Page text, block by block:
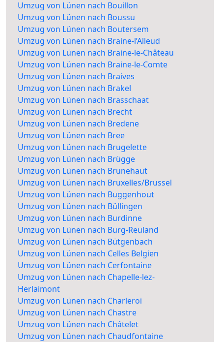
Umzug von Lünen nach Bouillon
Umzug von Lünen nach Boussu
Umzug von Lünen nach Boutersem
Umzug von Lünen nach Braine-l’Alleud
Umzug von Lünen nach Braine-le-Château
Umzug von Lünen nach Braine-le-Comte
Umzug von Lünen nach Braives
Umzug von Lünen nach Brakel
Umzug von Lünen nach Brasschaat
Umzug von Lünen nach Brecht
Umzug von Lünen nach Bredene
Umzug von Lünen nach Bree
Umzug von Lünen nach Brugelette
Umzug von Lünen nach Brügge
Umzug von Lünen nach Brunehaut
Umzug von Lünen nach Bruxelles/Brussel
Umzug von Lünen nach Buggenhout
Umzug von Lünen nach Büllingen
Umzug von Lünen nach Burdinne
Umzug von Lünen nach Burg-Reuland
Umzug von Lünen nach Bütgenbach
Umzug von Lünen nach Celles Belgien
Umzug von Lünen nach Cerfontaine
Umzug von Lünen nach Chapelle-lez-
Herlaimont
Umzug von Lünen nach Charleroi
Umzug von Lünen nach Chastre
Umzug von Lünen nach Châtelet
Umzug von Lünen nach Chaudfontaine